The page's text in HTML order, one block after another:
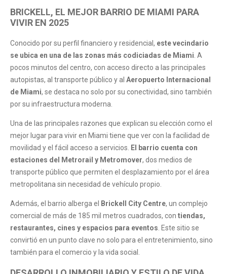
BRICKELL, EL MEJOR BARRIO DE MIAMI PARA
VIVIR EN 2025
Conocido por su perfil financiero y residencial, este vecindario
se ubica en una de las zonas más codiciadas de Miami . A
pocos minutos del centro, con acceso directo a las principales
autopistas, al transporte público y al Aeropuerto Internacional
de Miami, se destaca no solo por su conectividad, sino también
por su infraestructura moderna.
Una de las principales razones que explican su elección como el
mejor lugar para vivir en Miami tiene que ver con la facilidad de
movilidad y el fácil acceso a servicios.
El barrio cuenta con
estaciones del Metrorail y Metromover, dos medios de
transporte público que permiten el desplazamiento por el área
metropolitana sin necesidad de vehículo propio.
Además, el barrio alberga el Brickell City Centre, un complejo
comercial de más de 185 mil metros cuadrados, con tiendas,
restaurantes, cines y espacios para eventos . Este sitio se
convirtió en un punto clave no solo para el entretenimiento, sino
también para el comercio y la vida social.